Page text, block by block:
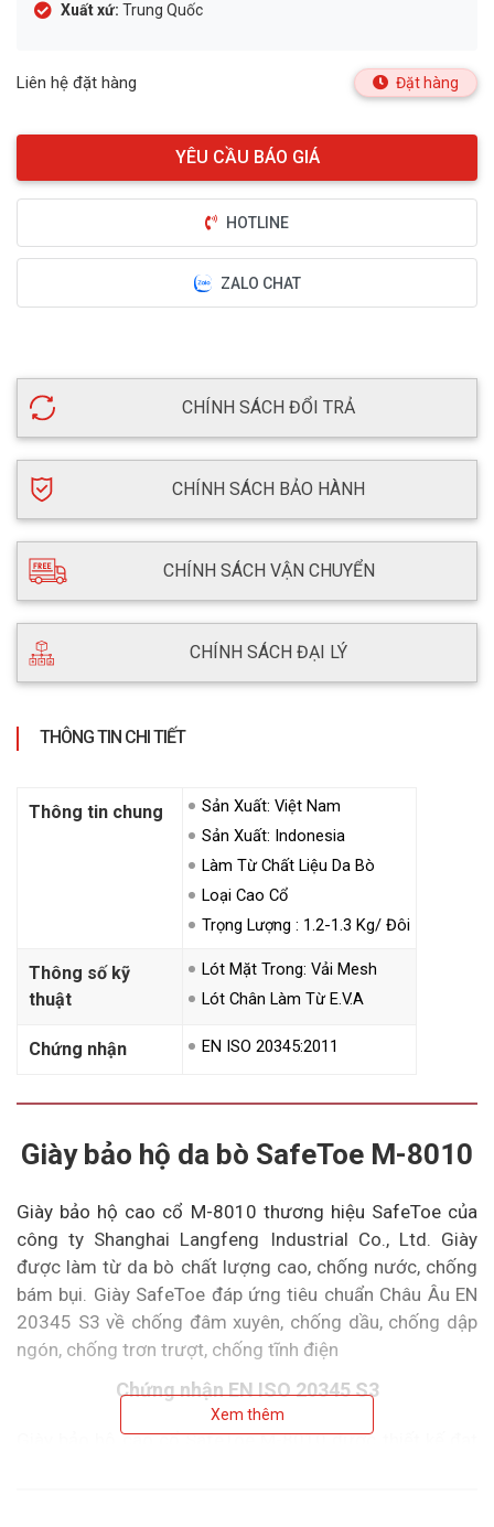
Xuất xứ: Trung Quốc
Liên hệ đặt hàng Đặt hàng
HOTLINE
ZALO CHAT
CHÍNH SÁCH ĐỔI TRẢ
CHÍNH SÁCH BẢO HÀNH
CHÍNH SÁCH VẬN CHUYỂN
CHÍNH SÁCH ĐẠI LÝ
THÔNG TIN CHI TIẾT
Thông tin chung
Sản Xuất: Việt Nam
Sản Xuất: Indonesia
Làm Từ Chất Liệu Da Bò
Loại Cao Cổ
Trọng Lượng : 1.2-1.3 Kg/ Đôi
Thông số kỹ
thuật
Lót Mặt Trong: Vải Mesh
Lót Chân Làm Từ E.V.A
Chứng nhận EN ISO 20345:2011
Giày bảo hộ da bò SafeToe M-8010
Giày bảo hộ cao cổ M-8010 thương hiệu SafeToe của
công ty Shanghai Langfeng Industrial Co., Ltd. Giày
được làm từ da bò chất lượng cao, chống nước, chống
bám bụi. Giày SafeToe đáp ứng tiêu chuẩn Châu Âu EN
20345 S3 về chống đâm xuyên, chống dầu, chống dập
ngón, chống trơn trượt, chống tĩnh điện
Chứng nhận EN ISO 20345 S3
Giày bảo hộ cao cổ SafeToe M-8010 được thiết kế đạt
Xem thêm